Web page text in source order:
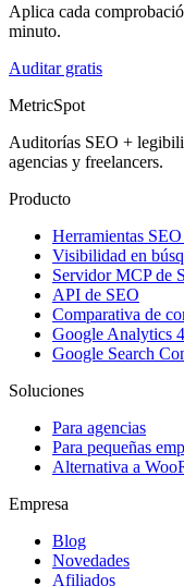
Aplica cada
minuto.
Auditar gratis
MetricSpot
Auditorías SEO +
agencias y freelancers.
Producto
Herramientas
Visibilidad en
Servidor MCP de
API de SEO
Comparativa de
Google Analytics 4
Google Search
Soluciones
Para agencias
Para pequeñas
Alternativa a
Empresa
Blog
Novedades
Afiliados